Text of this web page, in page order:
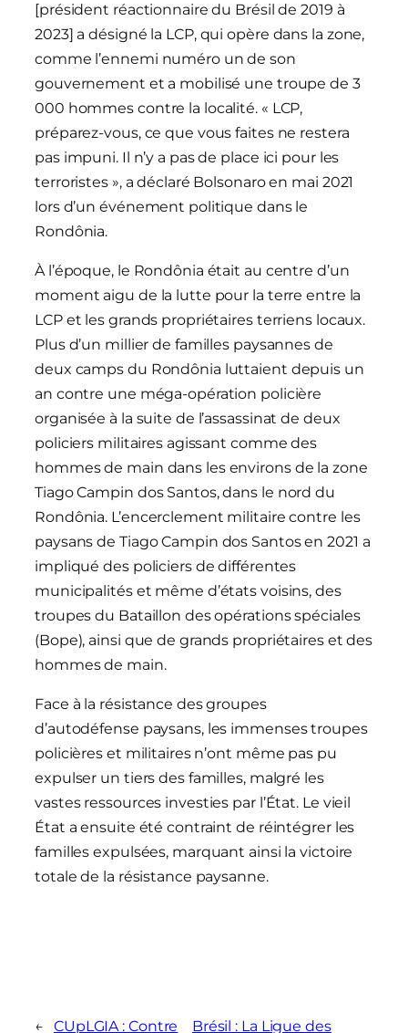
[président réactionnaire du Brésil de 2019 à
2023] a désigné la LCP, qui opère dans la zone,
comme l’ennemi numéro un de son
gouvernement et a mobilisé une troupe de 3
000 hommes contre la localité. « LCP,
préparez-vous, ce que vous faites ne restera
pas impuni. Il n’y a pas de place ici pour les
terroristes », a déclaré Bolsonaro en mai 2021
lors d’un événement politique dans le
Rondônia.
À l’époque, le Rondônia était au centre d’un
moment aigu de la lutte pour la terre entre la
LCP et les grands propriétaires terriens locaux.
Plus d’un millier de familles paysannes de
deux camps du Rondônia luttaient depuis un
an contre une méga-opération policière
organisée à la suite de l’assassinat de deux
policiers militaires agissant comme des
hommes de main dans les environs de la zone
Tiago Campin dos Santos, dans le nord du
Rondônia. L’encerclement militaire contre les
paysans de Tiago Campin dos Santos en 2021 a
impliqué des policiers de différentes
municipalités et même d’états voisins, des
troupes du Bataillon des opérations spéciales
(Bope), ainsi que de grands propriétaires et des
hommes de main.
Face à la résistance des groupes
d’autodéfense paysans, les immenses troupes
policières et militaires n’ont même pas pu
expulser un tiers des familles, malgré les
vastes ressources investies par l’État. Le vieil
État a ensuite été contraint de réintégrer les
familles expulsées, marquant ainsi la victoire
totale de la résistance paysanne.
← CUpLGIA : Contre Brésil : La Ligue des